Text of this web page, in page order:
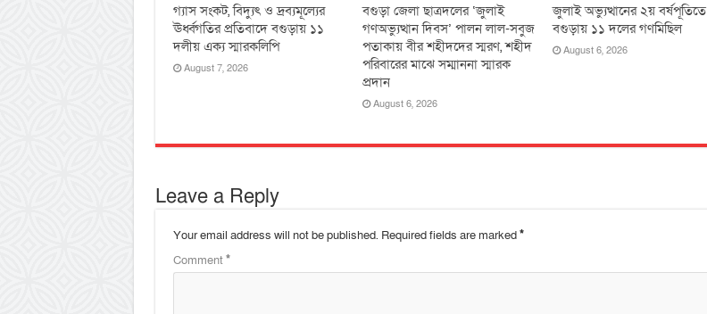
গ্যাস সংকট, বিদ্যুৎ ও দ্রব্যমূল্যের
ঊর্ধ্বগতির প্রতিবাদে বগুড়ায় ১১
দলীয় এক্য স্মারকলিপি
August 7, 2026
বগুড়া জেলা ছাত্রদলের ‘জুলাই
গণঅভ্যুত্থান দিবস’ পালন লাল-সবুজ
পতাকায় বীর শহীদদের স্মরণ, শহীদ
পরিবারের মাঝে সম্মাননা স্মারক
প্রদান
August 6, 2026
জুলাই অভ্যুত্থানের ২য় বর্ষপূতিতে
বগুড়ায় ১১ দলের গণমিছিল
August 6, 2026
Leave a Reply
Your email address will not be published. Required fields are marked*
Comment*